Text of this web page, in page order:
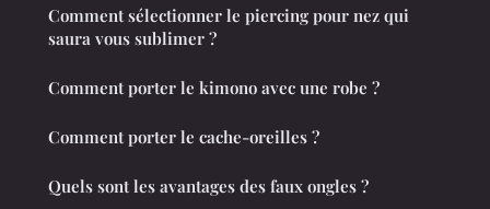
Comment sélectionner le piercing pour nez qui
saura vous sublimer ?
Comment porter le kimono avec une robe ?
Comment porter le cache-oreilles ?
Quels sont les avantages des faux ongles ?